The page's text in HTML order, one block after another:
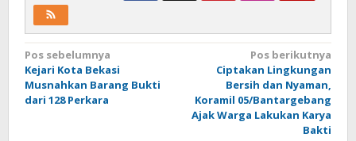
Navigasi
pos
Pos sebelumnya
Kejari Kota Bekasi
Musnahkan Barang Bukti
dari 128 Perkara
Pos berikutnya
Ciptakan Lingkungan
Bersih dan Nyaman,
Koramil 05/Bantargebang
Ajak Warga Lakukan Karya
Bakti